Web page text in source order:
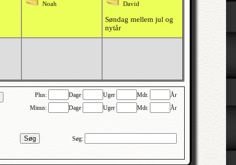
Noah David
Søndag mellem jul og
nytår
Plus: Dage Uger Mdr.
År
Minus:
Dage Uger Mdr. År
Søg Søg: